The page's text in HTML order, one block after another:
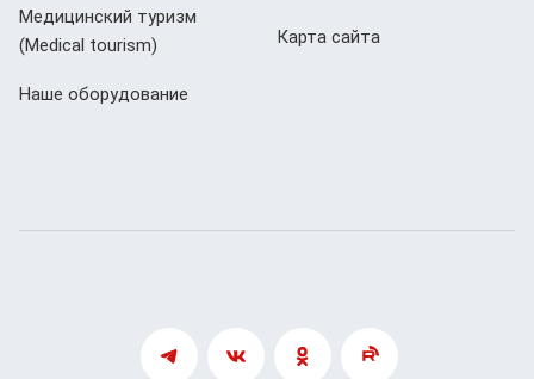
Медицинский туризм
(Мedical tourism)
Наше оборудование
Карта сайта